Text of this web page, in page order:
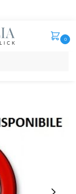
0